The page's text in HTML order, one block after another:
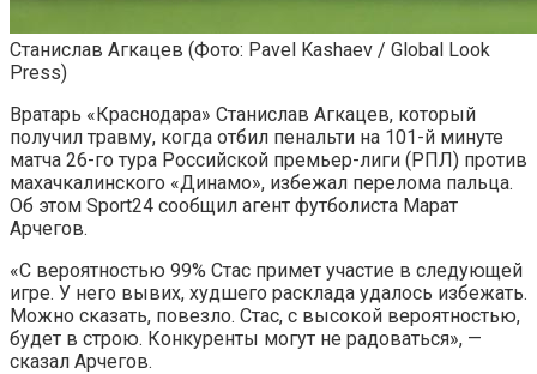
Станислав Агкацев (Фото: Pavel Kashaev / Global Look
Press)
Вратарь «Краснодара» Станислав Агкацев, который
получил травму, когда отбил пенальти на 101-й минуте
матча 26-го тура Российской премьер-лиги (РПЛ) против
махачкалинского «Динамо», избежал перелома пальца.
Об этом Sport24 сообщил агент футболиста Марат
Арчегов.
«С вероятностью 99% Стас примет участие в следующей
игре. У него вывих, худшего расклада удалось избежать.
Можно сказать, повезло. Стас, с высокой вероятностью,
будет в строю. Конкуренты могут не радоваться», —
сказал Арчегов.